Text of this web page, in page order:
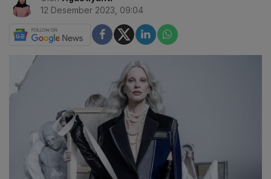
12 Desember 2023, 09:04